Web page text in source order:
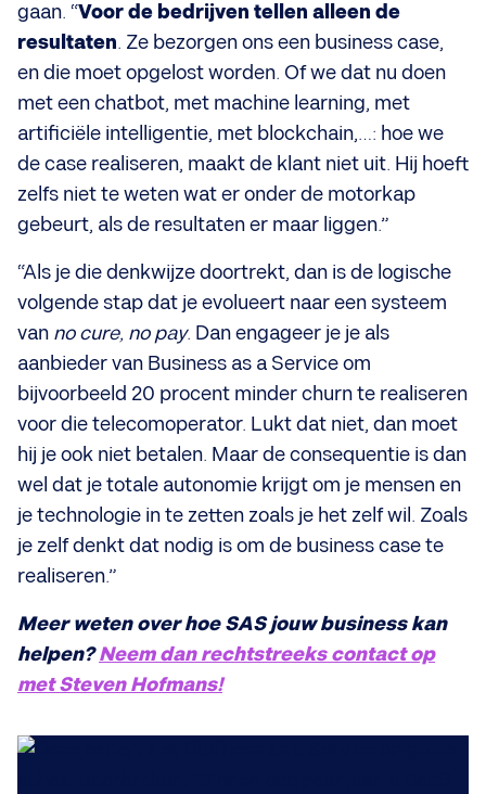
gaan. “Voor de bedrijven tellen alleen de
resultaten. Ze bezorgen ons een business case,
en die moet opgelost worden. Of we dat nu doen
met een chatbot, met machine learning, met
artificiële intelligentie, met blockchain,…: hoe we
de case realiseren, maakt de klant niet uit. Hij hoeft
zelfs niet te weten wat er onder de motorkap
gebeurt, als de resultaten er maar liggen.”
“Als je die denkwijze doortrekt, dan is de logische
volgende stap dat je evolueert naar een systeem
van no cure, no pay. Dan engageer je je als
aanbieder van Business as a Service om
bijvoorbeeld 20 procent minder churn te realiseren
voor die telecomoperator. Lukt dat niet, dan moet
hij je ook niet betalen. Maar de consequentie is dan
wel dat je totale autonomie krijgt om je mensen en
je technologie in te zetten zoals je het zelf wil. Zoals
je zelf denkt dat nodig is om de business case te
realiseren.”
Meer weten over hoe SAS jouw business kan
helpen?Neem dan rechtstreeks contact op
met Steven Hofmans!